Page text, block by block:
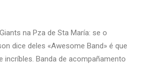
na Pza de Sta María: se o
dice deles «Awesome Band» é que
incríbles. Banda de acompañamento